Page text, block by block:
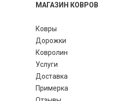
МАГАЗИН КОВРОВ
Ковры
Дорожки
Ковролин
Услуги
Доставка
Примерка